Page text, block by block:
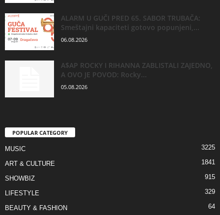
ALARM U GUČI PRED 65. SABOR TRUBAČA:
Smeštajni kapaciteti gotovo popunjeni,...
06.08.2026
A$AP ROCKY I RIHANNA ZABLISTALI ZAJEDNO,
A OVO JE POVOD: Rocky...
05.08.2026
POPULAR CATEGORY
MUSIC 3225
ART & CULTURE 1841
SHOWBIZ 915
LIFESTYLE 329
BEAUTY & FASHION 64